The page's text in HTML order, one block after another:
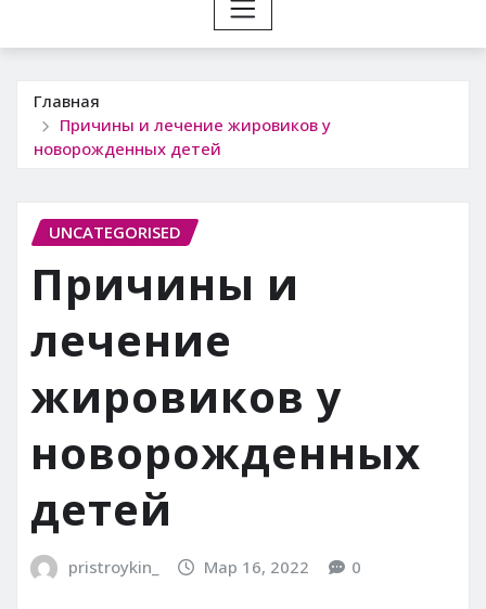
Главная
Причины и лечение жировиков у
новорожденных детей
UNCATEGORISED
Причины и
лечение
жировиков у
новорожденных
детей
pristroykin_ Мар 16, 2022 0